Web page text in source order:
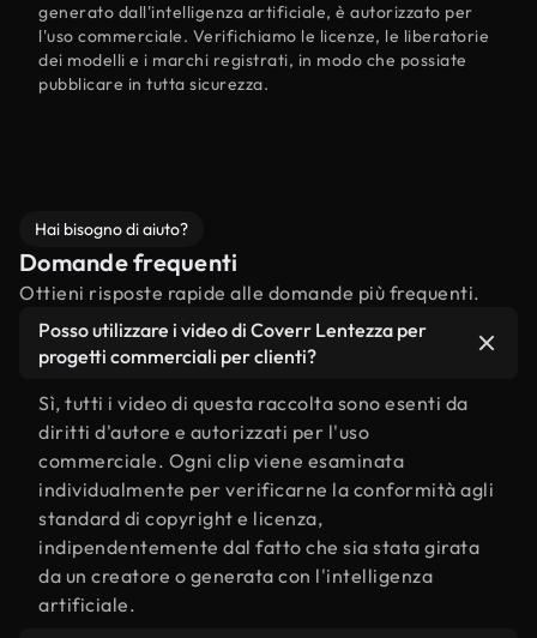
generato dall'intelligenza artificiale, è autorizzato per
l'uso commerciale. Verifichiamo le licenze, le liberatorie
dei modelli e i marchi registrati, in modo che possiate
pubblicare in tutta sicurezza.
Hai bisogno di aiuto?
Domande frequenti
Ottieni risposte rapide alle domande più frequenti.
Posso utilizzare i video di Coverr Lentezza per
progetti commerciali per clienti?
Sì, tutti i video di questa raccolta sono esenti da
diritti d'autore e autorizzati per l'uso
commerciale. Ogni clip viene esaminata
individualmente per verificarne la conformità agli
standard di copyright e licenza,
indipendentemente dal fatto che sia stata girata
da un creatore o generata con l'intelligenza
artificiale.